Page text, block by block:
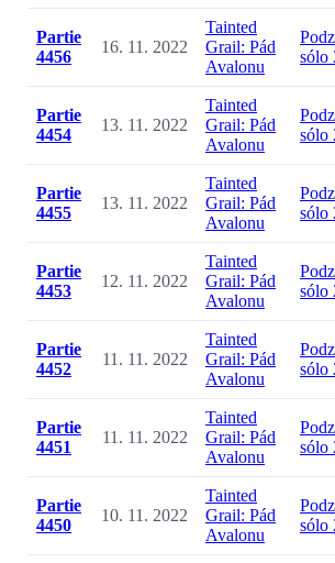
Partie
4456
16. 11. 2022
Tainted
Grail: Pád
Avalonu
sólo
Partie
4454
13. 11. 2022
Tainted
Grail: Pád
Avalonu
sólo
Partie
4455
13. 11. 2022
Tainted
Grail: Pád
Avalonu
sólo
Partie
4453
12. 11. 2022
Tainted
Grail: Pád
Avalonu
sólo
Partie
4452
11. 11. 2022
Tainted
Grail: Pád
Avalonu
sólo
Partie
4451
11. 11. 2022
Tainted
Grail: Pád
Avalonu
sólo
Partie
4450
10. 11. 2022
Tainted
Grail: Pád
Avalonu
sólo